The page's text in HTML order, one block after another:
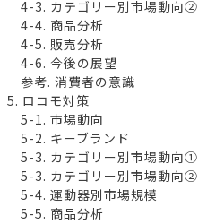
4-3. カテゴリー別市場動向②
4-4. 商品分析
4-5. 販売分析
4-6. 今後の展望
参考. 消費者の意識
5. ロコモ対策
5-1. 市場動向
5-2. キーブランド
5-3. カテゴリー別市場動向①
5-3. カテゴリー別市場動向②
5-4. 運動器別市場規模
5-5. 商品分析